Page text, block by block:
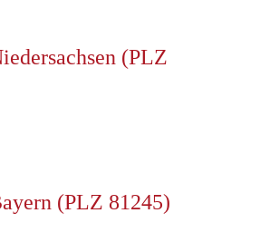
(PLZ
(PLZ 81245)